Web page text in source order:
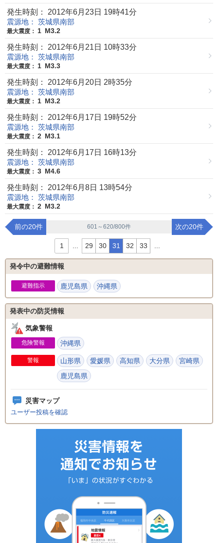
発生時刻： 2012年6月23日 19時41分
震源地： 茨城県南部
最大震度： 1 M3.2
発生時刻： 2012年6月21日 10時33分
震源地： 茨城県南部
最大震度： 1 M3.3
発生時刻： 2012年6月20日 2時35分
震源地： 茨城県南部
最大震度： 1 M3.2
発生時刻： 2012年6月17日 19時52分
震源地： 茨城県南部
最大震度： 2 M3.1
発生時刻： 2012年6月17日 16時13分
震源地： 茨城県南部
最大震度： 3 M4.6
発生時刻： 2012年6月8日 13時54分
震源地： 茨城県南部
最大震度： 2 M3.2
前の20件 601～620/800件 次の20件
1 29 30 31 32 33
発令中の避難情報
避難指示 鹿児島県 沖縄県
発表中の防災情報
気象警報
危険警報 沖縄県
警報 山形県 愛媛県 高知県 大分県
宮崎県
鹿児島県
災害マップ
ユーザー投稿を確認